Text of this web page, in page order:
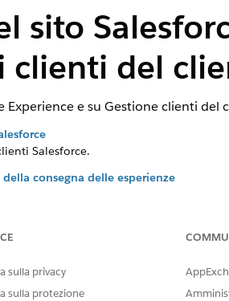
sito
clienti del
e su Gestione clienti del
Salesforce.
consegna delle esperienze
guest.
sulla privacy
sulla protezione